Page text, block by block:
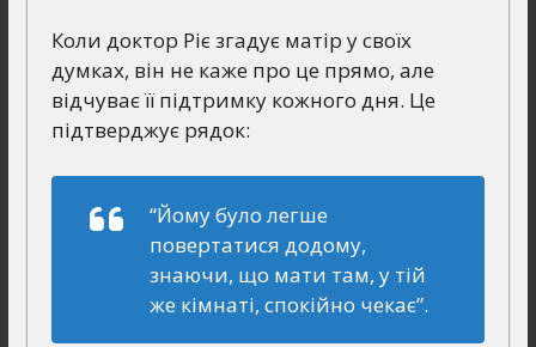
Коли доктор Ріє згадує матір у своїх
думках, він не каже про це прямо, але
відчуває її підтримку кожного дня. Це
підтверджує рядок:
“Йому було легше
повертатися додому,
знаючи, що мати там, у тій
же кімнаті, спокійно чекає”.